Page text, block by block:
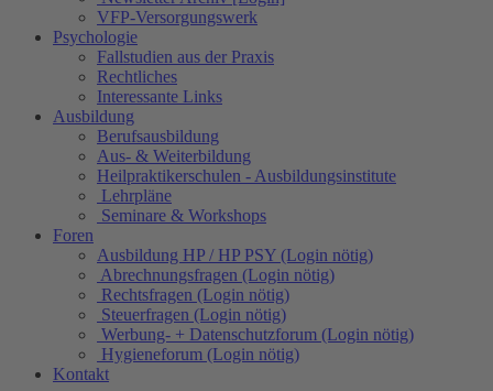
VFP-Versorgungswerk
Psychologie
Fallstudien aus der Praxis
Rechtliches
Interessante Links
Ausbildung
Berufsausbildung
Aus- & Weiterbildung
Heilpraktikerschulen - Ausbildungsinstitute
Lehrpläne
Seminare & Workshops
Foren
Ausbildung HP / HP PSY (Login nötig)
Abrechnungsfragen (Login nötig)
Rechtsfragen (Login nötig)
Steuerfragen (Login nötig)
Werbung- + Datenschutzforum (Login nötig)
Hygieneforum (Login nötig)
Kontakt